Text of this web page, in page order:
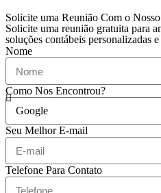
Solicite uma Reunião Com o
Solicite uma reunião gratuita para
soluções contábeis personalizadas
Nome
Como Nos Encontrou?
Seu Melhor E-mail
Telefone Para Contato